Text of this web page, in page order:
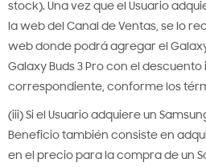
stock). Una vez que el Usuario
la web del Canal de Ventas, se lo
web donde podrá agregar el
Galaxy Buds 3 Pro con el
correspondiente, conforme los
(iii) Si el Usuario adquiere un
Beneficio también consiste en
en el precio para la compra de un